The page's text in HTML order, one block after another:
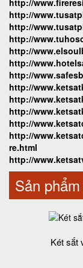
http://
http://
http://
http://
http://
http://
http://
http://
http://
http://
http://
http://
re.html
http://
Sản
Két sắt